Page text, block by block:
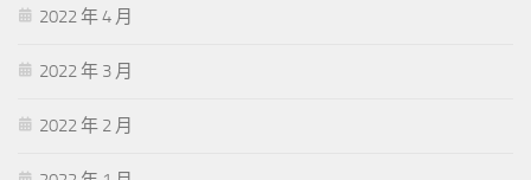
2022 年 4 月
2022 年 3 月
2022 年 2 月